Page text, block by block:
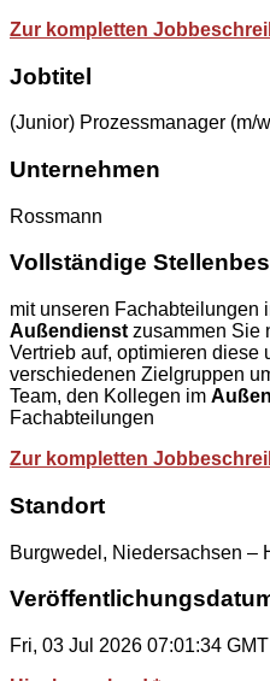
Zur kompletten
Jobtitel
(Junior) Prozessmanager (m/
Unternehmen
Rossmann
Vollständige
mit unseren Fachabteilungen
Außendienst zusammen Sie
Vertrieb auf, optimieren
verschiedenen Zielgruppen
Team, den Kollegen im
Fachabteilungen
Zur kompletten
Standort
Burgwedel, Niedersachsen –
Fri, 03 Jul 2026 07:01:34 GMT